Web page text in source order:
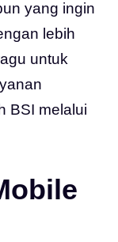
yang ingin
lebih
untuk
BSI melalui